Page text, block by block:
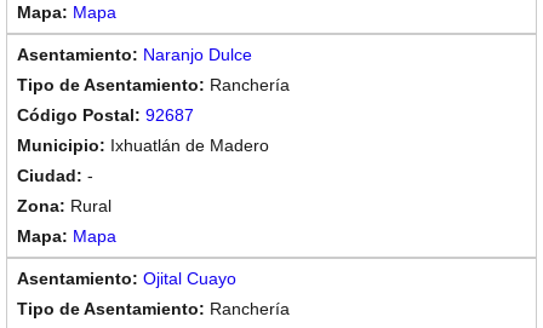
Mapa
Naranjo Dulce
Ranchería
92687
Ixhuatlán de Madero
-
Rural
Mapa
Ojital Cuayo
Ranchería